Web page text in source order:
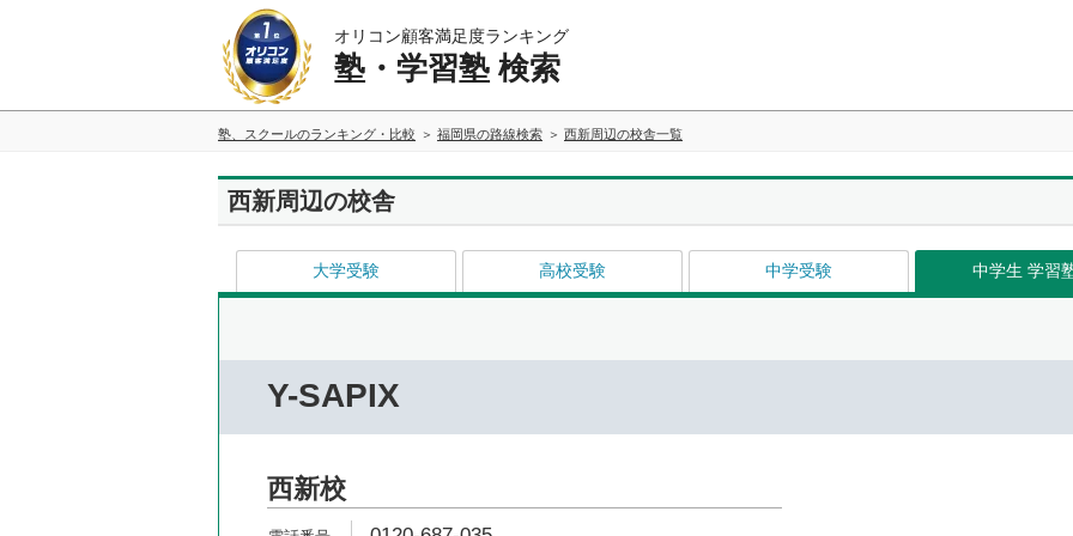
オリコン顧客満足度ランキング
塾・学習塾 検索
塾、スクールのランキング・比較 福岡県の路線検索 西新周辺の校舎一覧
西新周辺の校舎
大学受験 高校受験 中学受験 中学生 学習
Y-SAPIX
西新校